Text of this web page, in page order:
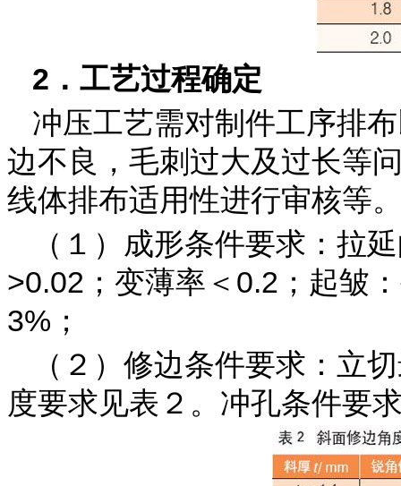
2．工艺过程确定
冲压工艺需对制件工序排
边不良，毛刺过大及过长等
线体排布适用性进行审核等
（１）成形条件要求：拉
>0.02；变薄率＜0.2；起皱
3%；
（２）修边条件要求：立
度要求见表２。冲孔条件要